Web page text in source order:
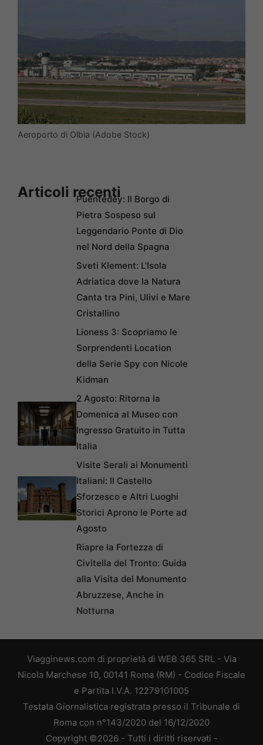
Aeroporto di Olbia (Adobe Stock)
Articoli recentiPuentedey: Il Borgo di
Pietra Sospeso sul
Leggendario Ponte di Dio
nel Nord della Spagna
Sveti Klement: L’Isola
Adriatica dove la Natura
Canta tra Pini, Ulivi e Mare
Cristallino
Lioness 3: Scopriamo le
Sorprendenti Location
della Serie Spy con Nicole
Kidman
2 Agosto: Ritorna la
Domenica al Museo con
Ingresso Gratuito in Tutta
Italia
Visite Serali ai Monumenti
Italiani: Il Castello
Sforzesco e Altri Luoghi
Storici Aprono le Porte ad
Agosto
Riapre la Fortezza di
Civitella del Tronto: Guida
alla Visita del Monumento
Abruzzese, Anche in
Notturna
Viagginews.com di proprietà di WEB 365 SRL - Via
Nicola Marchese 10, 00141 Roma (RM) - Codice Fiscale
e Partita I.V.A. 12279101005
Testata Giornalistica registrata presso il Tribunale di
Roma con n°143/2020 del 16/12/2020
Copyright ©2026 - Tutti i diritti riservati -